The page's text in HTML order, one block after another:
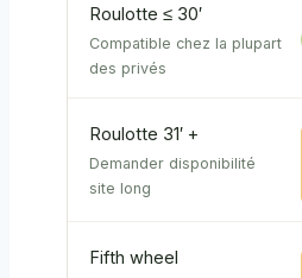
Roulotte ≤ 30′
Compatible chez la plupart
des privés
Roulotte 31′ +
Demander disponibilité
site long
Fifth wheel